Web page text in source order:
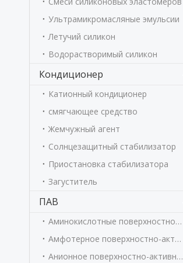
Ультрамикромасляные эмульсии
Летучий силикон
Водорастворимый силикон
Кондиционер
Катионный кондиционер
смягчающее средство
Жемчужный агент
Солнцезащитный стабилизатор
Приостановка стабилизатора
Загуститель
ПАВ
Аминокислотные поверхностно-активные вещества
Амфотерное поверхностно-активное вещество
Анионное поверхностно-активное вещество